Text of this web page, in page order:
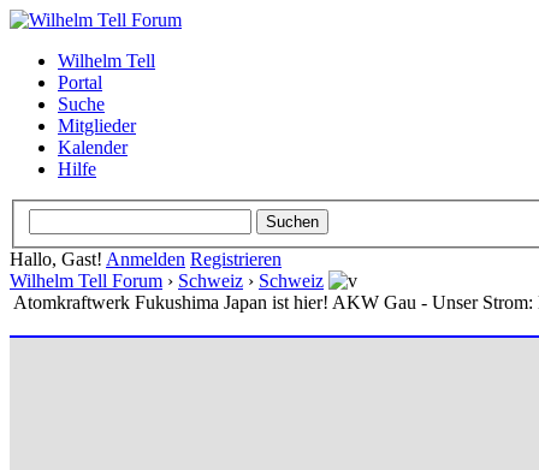
Wilhelm Tell
Portal
Suche
Mitglieder
Kalender
Hilfe
Hallo, Gast! Anmelden Registrieren
Wilhelm Tell Forum › Schweiz › Schweiz
Atomkraftwerk Fukushima Japan ist hier! AKW Gau - Unser